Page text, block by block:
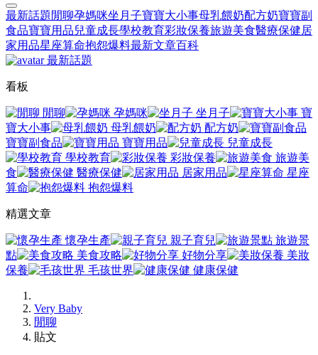
最新話題 閒聊孕媽咪坐月子寶寶大小事母乳餵奶配方奶寶寶副
食品寶寶用品兒童成長學校教育彩妝保養旅遊美食醫療保健居
家用品星座算命抱怨爆料最新文章百科
最新話題
看板
閒聊 孕媽咪 坐月子
寶
寶大小事
母乳餵奶
配方奶
寶寶副食品
寶寶用品
兒童成長
學校教育
彩妝保養
旅遊美
食
醫療保健 居家用品
星座
算命
抱怨爆料
精選文章
懷孕生產 親子育兒
旅遊景
點
美食攻略 好物分享
美妝
保養
毛孩世界 健康保健
Very Baby
閒聊
貼文